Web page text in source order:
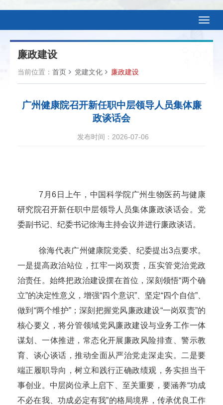
廉政建设
当前位置： 首页 党建文化 廉政建设
广州健康院召开新任职中层领导人员集体廉
政谈话会
发布时间：2026-07-06
7月6 日上午，中国科学院广州生物医药与健康
研究院召开新任职中层领导人员集体廉政谈话会。党
委副书记、纪委书记徐海主持会议并进行廉政谈话。
徐海代表广州健康院党委、纪委提出3点要求。
一是提高政治站位，扛牢一岗双责，压实管党治党政
治责任。始终把政治建设摆在首位，深刻领悟“两个确
立”的决定性意义，增强“四个意识”、坚定“四个自信”、
做到“两个维护”；深刻把握党风廉政建设“一岗双责”的
核心要义，将分管领域党风廉政建设与业务工作一体
谋划、一体推进，常态化开展廉政风险排查、警示教
育、谈心谈话，推动全面从严治党走深走实。
二是要
端正履职导向，树立和践行正确政绩观，务实担当干
事创业。中层岗位承上启下、至关重要，要涵养“功成
不必在我、功成必定有我”的格局境界，传承优良工作